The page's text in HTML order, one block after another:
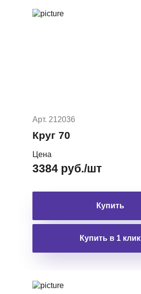
Арт. 212036
Круг 70
Цена
3384 руб./шт
Купить
Купить в 1 клик